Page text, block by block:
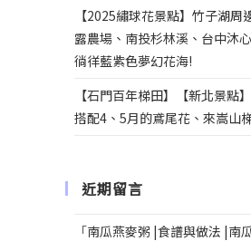
【2025繡球花景點】竹子湖
露農場、南投杉林溪、台中沐
徜徉藍紫色夢幻花海!
【石門百年梯田】【新北景點
搭配4、5月的鳶尾花、來嵩山
近期留言
「南瓜燕麥粥 |食譜與做法 |南